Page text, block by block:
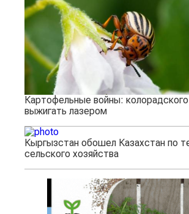
Картофельные войны:
выжигать лазером
Кыргызстан обошел Казахстан по
сельского хозяйства